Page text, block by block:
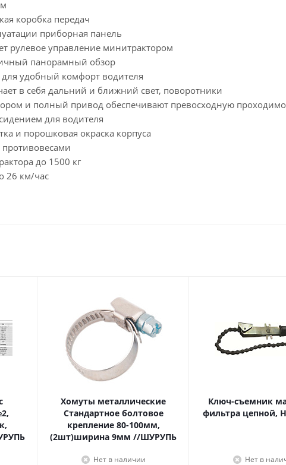
коробка передач
приборная панель
рулевое управление минитрактором
панорамный обзор
удобный комфорт водителя
в себя дальний и ближний свет, поворотники
и полный привод обеспечивают превосходную
для водителя
и порошковая окраска корпуса
до 1500 кг
26 км/час
Хомуты металлические
Стандартное болтовое
крепление 80-100мм,
(2шт)ширина 9мм //ШУРУПЬ
Нет в наличии
Ключ-съемник
фильтра цепной,
Нет в